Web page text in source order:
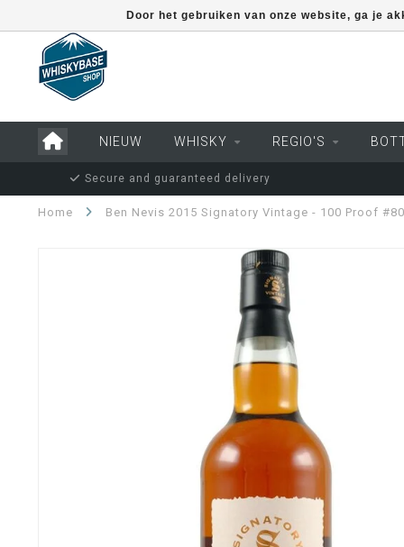
NIEUW WHISKY REGIO'S
Secure and guaranteed delivery
Home Ben Nevis 2015 Signatory Vintage - 100 Proof #80
Door het gebruiken van onze website, ga je